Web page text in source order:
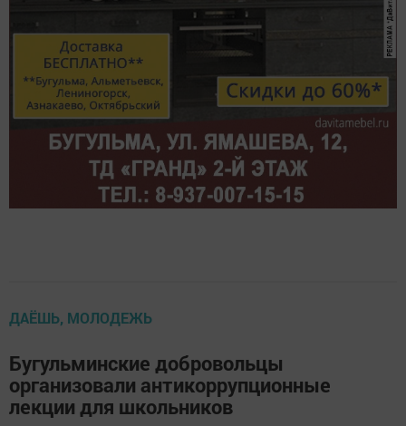
ДАЁШЬ, МОЛОДЕЖЬ
Бугульминские добровольцы
организовали антикоррупционные
лекции для школьников